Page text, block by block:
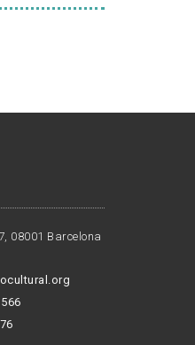
08001 Barcelona